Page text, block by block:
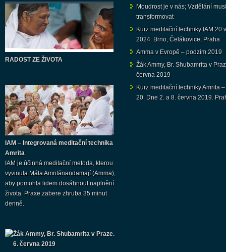
RADOST ZE ŽIVOTA
IAM – Integrovaná meditační technika
Amrita
IAM je účinná meditační metoda, kterou
vyvinula Máta Amritánandamají (Amma),
aby pomohla lidem dosáhnout naplnění
života. Praxe zabere zhruba 35 minut
denně.
Žák Ammy, Br. Shubamrita v Praze.
6. června 2019
Moudrost je v nás; Vzdělání musí
transformovat
Kurz meditační techniky IAM 20
2024. Brno, Čelákovice, Praha
Amma v Evropě – podzim 2019
Žák Ammy, Br. Shubamrita v
června 2019
Kurz meditační techniky Amrita –
20. Dne 2. a 8. června 2019.